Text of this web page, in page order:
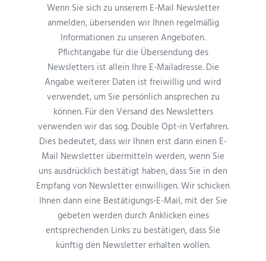
Wenn Sie sich zu unserem E-Mail Newsletter
anmelden, übersenden wir Ihnen regelmäßig
Informationen zu unseren Angeboten.
Pflichtangabe für die Übersendung des
Newsletters ist allein Ihre E-Mailadresse. Die
Angabe weiterer Daten ist freiwillig und wird
verwendet, um Sie persönlich ansprechen zu
können. Für den Versand des Newsletters
verwenden wir das sog. Double Opt-in Verfahren.
Dies bedeutet, dass wir Ihnen erst dann einen E-
Mail Newsletter übermitteln werden, wenn Sie
uns ausdrücklich bestätigt haben, dass Sie in den
Empfang von Newsletter einwilligen. Wir schicken
Ihnen dann eine Bestätigungs-E-Mail, mit der Sie
gebeten werden durch Anklicken eines
entsprechenden Links zu bestätigen, dass Sie
künftig den Newsletter erhalten wollen.